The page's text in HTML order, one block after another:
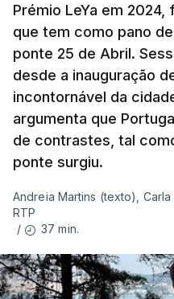
Prémio LeYa em 2024,
que tem como pano
ponte 25 de Abril.
desde a inauguração
incontornável da
argumenta que
de contrastes, tal
ponte surgiu.
Andreia Martins (texto),
RTP
/
37 min.